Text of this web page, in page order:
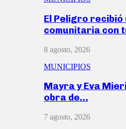
El Peligro recibió
comunitaria con
8 agosto, 2026
MUNICIPIOS
Mayra y Eva
obra de…
7 agosto, 2026